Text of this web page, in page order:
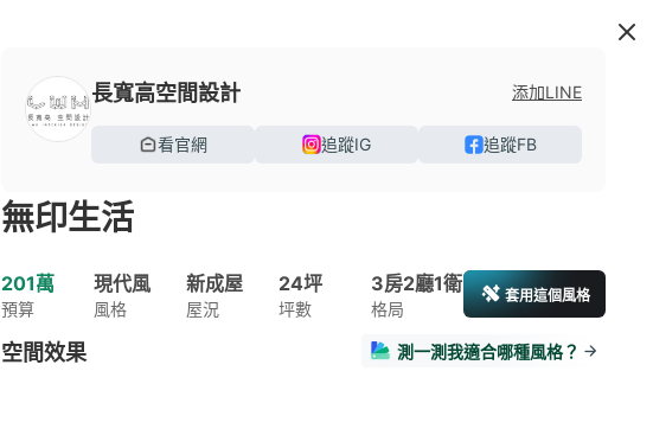
長寬高空間設計 添加LINE
看官網 追蹤IG 追蹤FB
無印生活
201萬
預算
現代風
風格
新成屋
屋況
24坪
坪數
3房2廳1衛
格局
套用這個風格
空間效果 測一測我適合哪種風格？